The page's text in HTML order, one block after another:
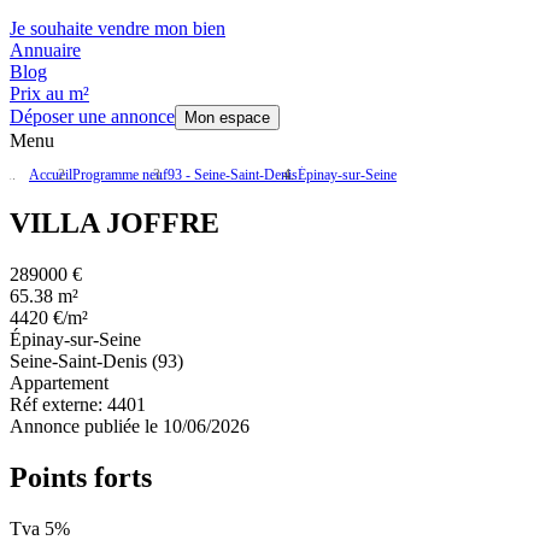
Je souhaite vendre mon bien
Annuaire
Blog
Prix au m²
Déposer une annonce
Mon espace
Menu
AccueilProgramme neuf93 - Seine-Saint-DenisÉpinay-sur-Seine
VILLA JOFFRE
289000 €
65.38 m²
4420 €/m²
Épinay-sur-Seine
Seine-Saint-Denis (93)
Appartement
Réf externe: 4401
Annonce publiée le 10/06/2026
Points forts
Tva 5%